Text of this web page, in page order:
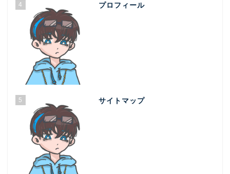
4 プロフィール
5 サイトマップ